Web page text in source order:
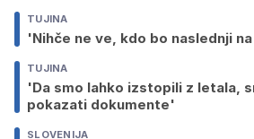
TUJINA
'Nihče ne ve, kdo bo naslednji
TUJINA
'Da smo lahko izstopili z letala,
pokazati dokumente'
SLOVENIJA